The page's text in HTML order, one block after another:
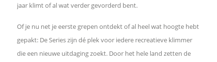
n
jaar klimt of al wat verder gevorderd bent.
Of je nu net je eerste grepen ontdekt of al heel wat hoogte hebt
gepakt: De Series zijn dé plek voor iedere recreatieve klimmer
die een nieuwe uitdaging zoekt. Door het hele land zetten de